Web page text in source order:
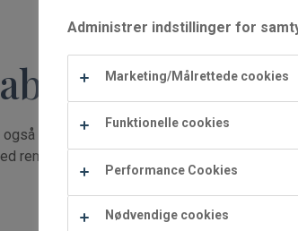
blevet populær i Danmark.
remonce, rabarber og Chantilly creme.
Administrer indstillinger for
Marketing/Målrettede cookies
Funktionelle cookies
Performance Cookies
Nødvendige cookies